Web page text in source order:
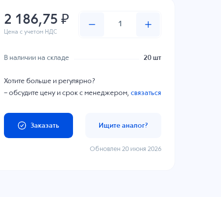
2 186,75 ₽
Цена с учетом НДС
В наличии на складе 20 шт
Хотите больше и регулярно?
– обсудите цену и срок с менеджером,связаться
Заказать Ищите аналог?
Обновлен 20 июня 2026